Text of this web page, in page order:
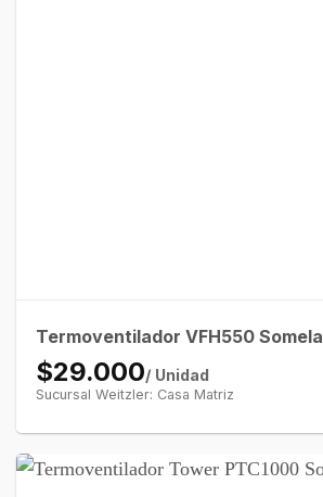
Termoventilador VFH550 Somela
$29.000/ Unidad
Sucursal Weitzler: Casa Matriz